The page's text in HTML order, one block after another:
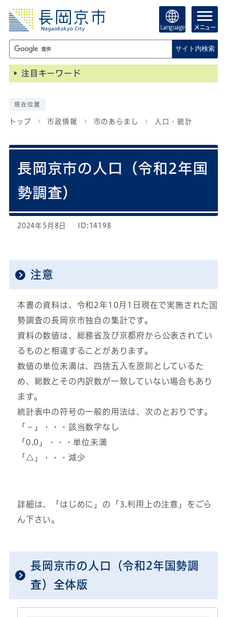
Language メニュー
サイト内検索
注目キーワード
現在位置
トップ 市政情報 市のあらまし 人口・統計
長岡京市の人口（令和2年国
勢調査）
2024年5月8日 ID:14198
注意
本書の資料は、令和2年10月1日現在で実施された国
勢調査の長岡京市独自の集計です。
資料の数値は、総務省及び京都府から公表されてい
るものと相違することがあります。
数値の単位未満は、四捨五入を原則としているた
め、総数とその内訳数が一致していない場合もあり
ます。
統計表中の符号の一般的用法は、次のとおりです。
「－」・・・該当数字なし
「0.0」・・・単位未満
「△」・・・減少
詳細は、「はじめに」の「3.利用上の注意」をごら
ん下さい。
長岡京市の人口（令和2年国勢調
査）全体版